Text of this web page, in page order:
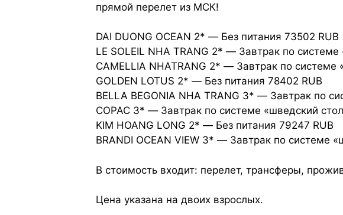
прямой перелет из МСК!
DAI DUONG OCEAN 2* — Без питания 73502 RUB
LE SOLEIL NHA TRANG 2* — Завтрак по
CAMELLIA NHATRANG 2* — Завтрак по системе
GOLDEN LOTUS 2* — Без питания 78402 RUB
BELLA BEGONIA NHA TRANG 3* — Завтрак по
COPAC 3* — Завтрак по системе «шведский
KIM HOANG LONG 2* — Без питания 79247 RUB
BRANDI OCEAN VIEW 3* — Завтрак по системе
В стоимость входит: перелет, трансферы,
Цена указана на двоих взрослых.